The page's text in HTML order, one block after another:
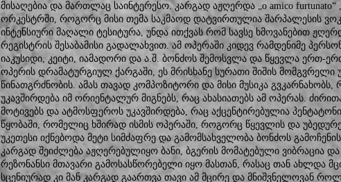
მისაღებია და მართლაც საინტერესო. კარგად აჟღერდა „o amico furtunato“
ორკესტრში, როგორც მისი თემა საკმაოდ დატვირთულია შარპალესის
ინტენსიური მაღალი ტესიტურა, უნდა ითქვას რომ სავსე ხმოვანებით
რეგისტრის შესაბამისი გადალახვით. ამ ოპერაში კიდევ რამდენიმე
იაკუსიდი, კეიტი, იამადორი და ა.შ. ბონძოს შემოსვლა და წყევლა ერთ-
ოპერის დრამატურგიულ ქარგაში, ეს მრისხანე სურათი შიშის მომგვრელი
წინათგრძნობის. ამას თავად კომპოზიტორი და მისი მუსიკა
უკავშირდება იმ ორიენტალურ მიგნებს, რაც ახასიათებს ამ ოპერას.
მოტივებს და ატმოსფეროს უკავშირდება, რაც აქცენტირებულია
წყობაში, რომელიც ხშირად ისმის ოპერაში, როგორც წყევლის და
უკეთესი იქნებოდა მეტი სიმძაფრე და გამომსახველობა ბონძოს
კარგად შეიძლება აჟღერებულიყო ბანი, ბგერის მომატებული ვიბრაცია
რეზონანსი მთავარი გამოსასწორებელი იყო მასთან, რასაც თან ახლდა
სცენიურად კი მან კარგად გაართვა თავი ამ მცირე და მნიშვნელოვან